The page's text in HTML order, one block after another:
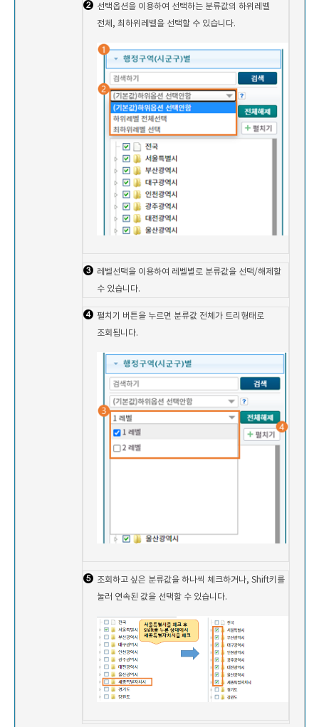
선택옵션을 이용하여 선택하는 분류값의 하위레벨
전체, 최하위레벨을 선택할 수 있습니다.
레벨선택을 이용하여 레벨별로 분류값을 선택/해제할
수 있습니다.
펼치기 버튼을 누르면 분류값 전체가 트리형태로
조회됩니다.
조회하고 싶은 분류값을 하나씩 체크하거나, Shift키를
눌러 연속된 값을 선택할 수 있습니다.